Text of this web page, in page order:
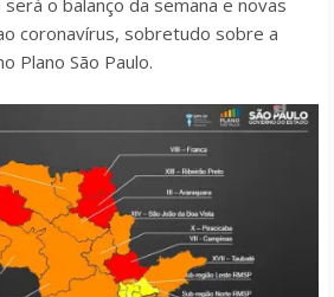
o balanço da semana e novas
coronavírus, sobretudo sobre a
Plano São Paulo.